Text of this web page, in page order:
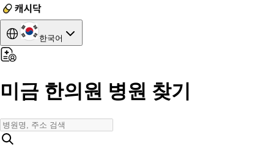
한국어
미금 한의원 병원 찾기